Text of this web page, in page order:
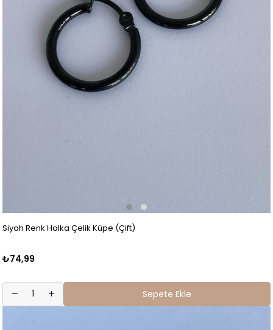
Siyah Renk Halka Çelik Küpe (Çift)
₺74,99
Sepete Ekle